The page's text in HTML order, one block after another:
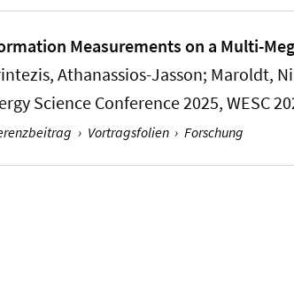
Measurements on a Multi-
Athanassios-Jasson; Maroldt,
Science Conference 2025, WESC
› Vortragsfolien › Forschung